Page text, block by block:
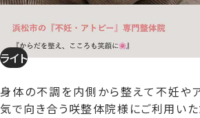
ライト
身体の不調を内側から整えて不妊や
気で向き合う咲整体院様にご利用い